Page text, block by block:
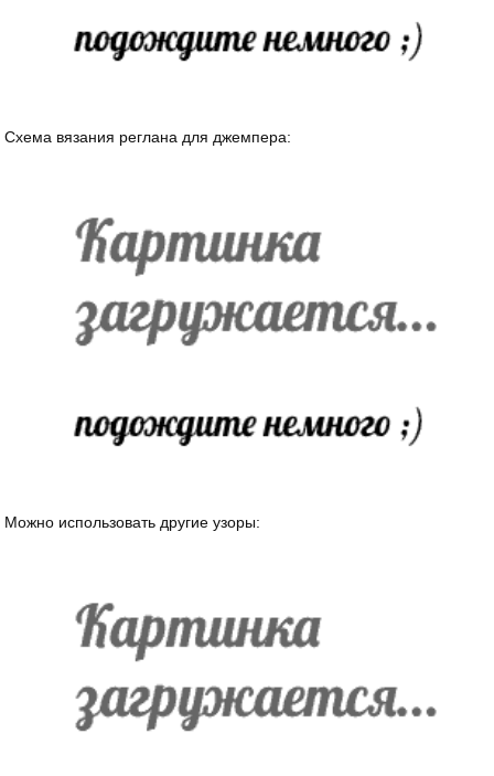
Схема вязания реглана для джемпера:
Можно использовать другие узоры: